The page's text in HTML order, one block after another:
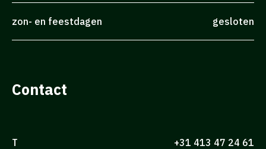
zon- en feestdagen gesloten
Contact
T +31 413 47 24 61